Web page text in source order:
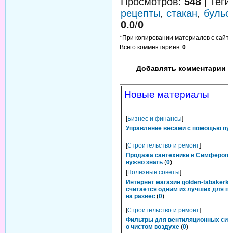
рецепты, стакан,
0.0/0
*При копировании материалов с
Всего комментариев: 0
Добавлять комментарии
Новые материалы
[Бизнес и финансы]
Управление весами с помощью
[Строительство и ремонт]
Продажа сантехники в
нужно знать (0)
[Полезные советы]
Интернет магазин golden-
считается одним из лучших для
на развес (0)
[Строительство и ремонт]
Фильтры для вентиляционных
о чистом воздухе (0)